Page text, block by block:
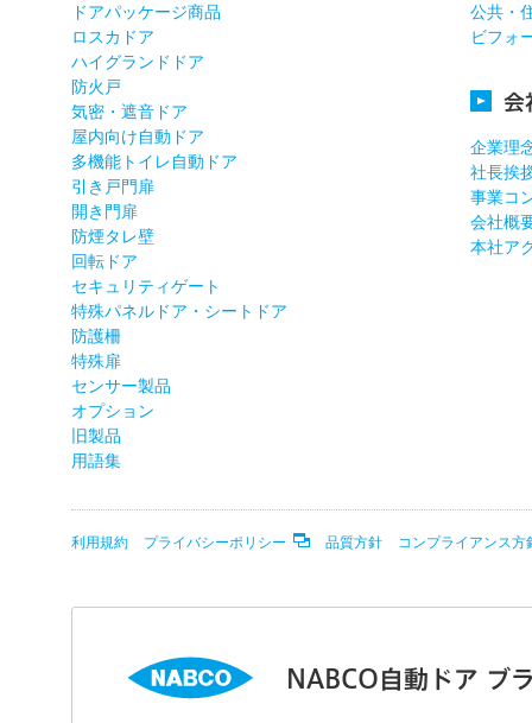
ドアパッケージ商品
ロスカドア
ハイグランドドア
防火戸
気密・遮音ドア
屋内向け自動ドア
多機能トイレ自動ドア
引き戸門扉
開き門扉
防煙タレ壁
回転ドア
セキュリティゲート
特殊パネルドア・シートドア
防護柵
特殊扉
センサー製品
オプション
旧製品
用語集
公共・
ビフォ
会
企業理
社長挨
事業コ
会社概
本社ア
利用規約 プライバシーポリシー 品質方針 コンプライアンス方
NABCO自動ドア ブ